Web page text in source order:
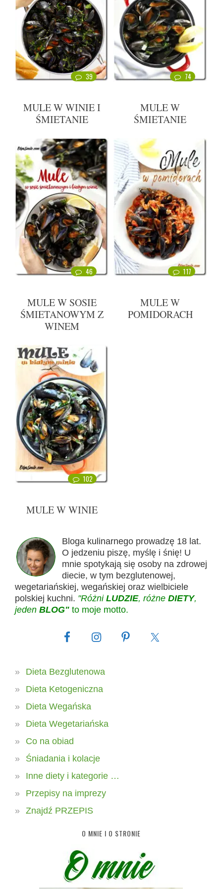
39
MULE W WINIE I
ŚMIETANIE
74
MULE W
ŚMIETANIE
46
MULE W SOSIE
ŚMIETANOWYM Z
WINEM
117
MULE W
POMIDORACH
102
MULE W WINIE
Bloga kulinarnego prowadzę 18 lat.
O jedzeniu piszę, myślę i śnię! U
mnie spotykają się osoby na zdrowej
diecie, w tym bezglutenowej,
wegetariańskiej, wegańskiej oraz wielbiciele
polskiej kuchni. "Różni LUDZIE, różne DIETY,
jeden BLOG" to moje motto.
Dieta Bezglutenowa
Dieta Ketogeniczna
Dieta Wegańska
Dieta Wegetariańska
Co na obiad
Śniadania i kolacje
Inne diety i kategorie …
Przepisy na imprezy
Znajdź PRZEPIS
O MNIE I O STRONIE